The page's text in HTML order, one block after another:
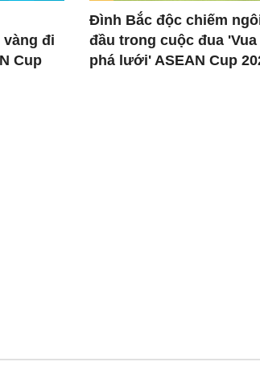
vàng đi
Cup
Đình Bắc độc chiếm
đầu trong cuộc đua 'Vua
phá lưới' ASEAN Cup